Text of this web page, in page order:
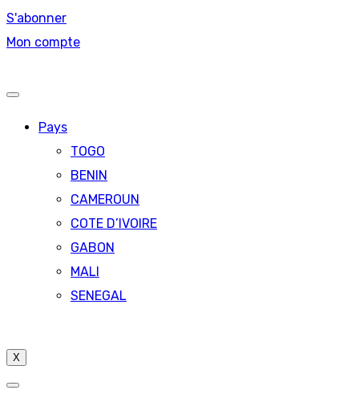
S'abonner
Mon compte
Pays
TOGO
BENIN
CAMEROUN
COTE D’IVOIRE
GABON
MALI
SENEGAL
X